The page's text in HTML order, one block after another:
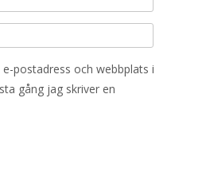
postadress och webbplats i
gång jag skriver en